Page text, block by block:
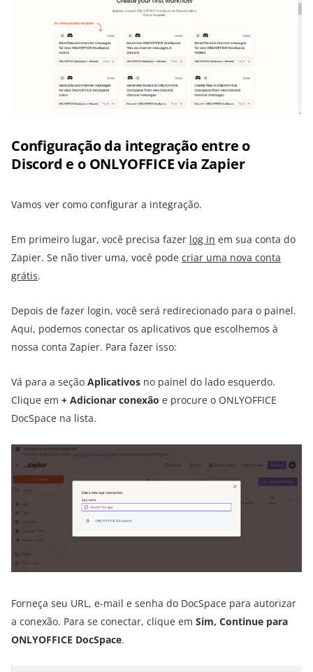
Configuração da integração entre o
Discord e o ONLYOFFICE via Zapier
Vamos ver como configurar a integração.
Em primeiro lugar, você precisa fazer log in em sua conta do
Zapier. Se não tiver uma, você pode criar uma nova conta
grátis.
Depois de fazer login, você será redirecionado para o painel.
Aqui, podemos conectar os aplicativos que escolhemos à
nossa conta Zapier. Para fazer isso:
Vá para a seção Aplicativos no painel do lado esquerdo.
Clique em + Adicionar conexão e procure o ONLYOFFICE
DocSpace na lista.
Forneça seu URL, e-mail e senha do DocSpace para autorizar
a conexão. Para se conectar, clique em Sim, Continue para
ONLYOFFICE DocSpace.